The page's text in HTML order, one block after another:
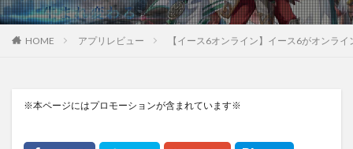
HOME アプリレビュー 【イース6オンライン】イース6がオンラ
※本ページにはプロモーションが含まれています※